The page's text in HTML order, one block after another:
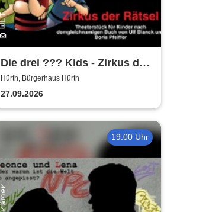
Die drei ??? Kids - Zirkus der
Rätsel | Bürgerhaus Hürth
Hürth, Bürgerhaus Hürth
27.09.2026
19:00 Uhr